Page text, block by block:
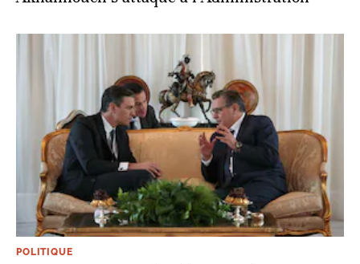
POLITIQUE